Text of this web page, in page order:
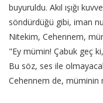
buyuruldu. Akıl ışığı
söndürdüğü gibi, iman
Nitekim, Cehennem,
"Ey mümin! Çabuk geç
Bu söz, ses ile
Cehennem de, müminin